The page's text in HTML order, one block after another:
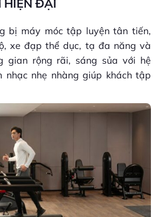
HIỆN ĐẠI
bị máy móc tập luyện tân tiến,
xe đạp thể dục, tạ đa năng và
gian rộng rãi, sáng sủa với hệ
nhạc nhẹ nhàng giúp khách tập